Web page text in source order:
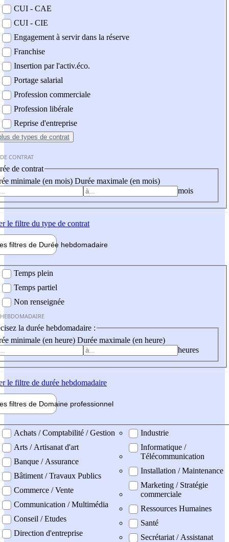
CUI - CAE
CUI - CIE
Engagement à servir dans la réserve
Franchise
Insertion par l'activ.éco.
Portage salarial
Profession commerciale
Profession libérale
Reprise d'entreprise
de types de contrat
CONTRAT
de contrat
minimale (en mois) Durée maximale (en mois)
mois
le filtre du type de contrat
filtres de Durée hebdomadaire
Temps plein
Temps partiel
Non renseignée
la durée hebdomadaire :
minimale (en heure) Durée maximale (en heure)
heures
le filtre de durée hebdomadaire
filtres de Domaine professionnel
professionel
Achats / Comptabilité / Gestion
Arts / Artisanat d'art
Banque / Assurance
Bâtiment / Travaux Publics
Commerce / Vente
Communication / Multimédia
Conseil / Etudes
Direction d'entreprise
Industrie
Informatique /
Télécommunication
Installation / Maintenance
Marketing / Stratégie
commerciale
Ressources Humaines
Santé
Secrétariat / Assistanat